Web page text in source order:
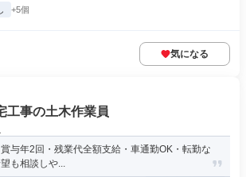
+5個
気になる
工事の土木作業員
与年2回・残業代全額支給・車通勤OK・転勤な
も相談しや...